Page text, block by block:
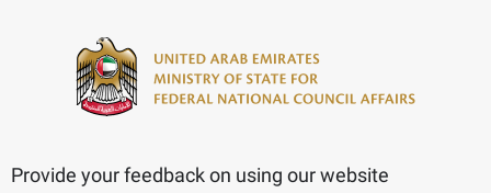
Provide your feedback on using our website